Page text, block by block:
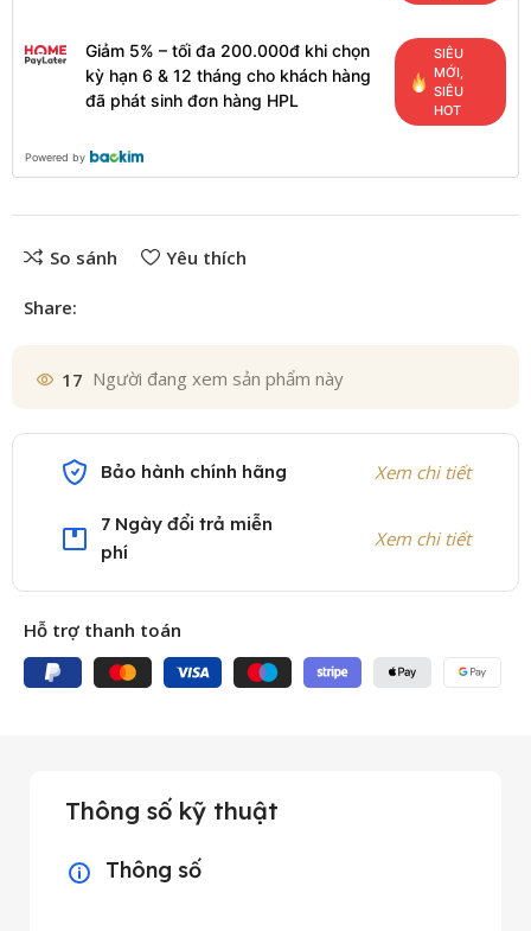
Giảm 5% – tối đa 200.000đ khi chọn
kỳ hạn 6 & 12 tháng cho khách hàng
đã phát sinh đơn hàng HPL
SIÊU
MỚI,
SIÊU
HOT
Powered by
So sánh Yêu thích
Share:
17 Người đang xem sản phẩm này
Bảo hành chính hãng Xem chi tiết
7 Ngày đổi trả miễn
phí
Xem chi tiết
Hỗ trợ thanh toán
Thông số kỹ thuật
Thông số